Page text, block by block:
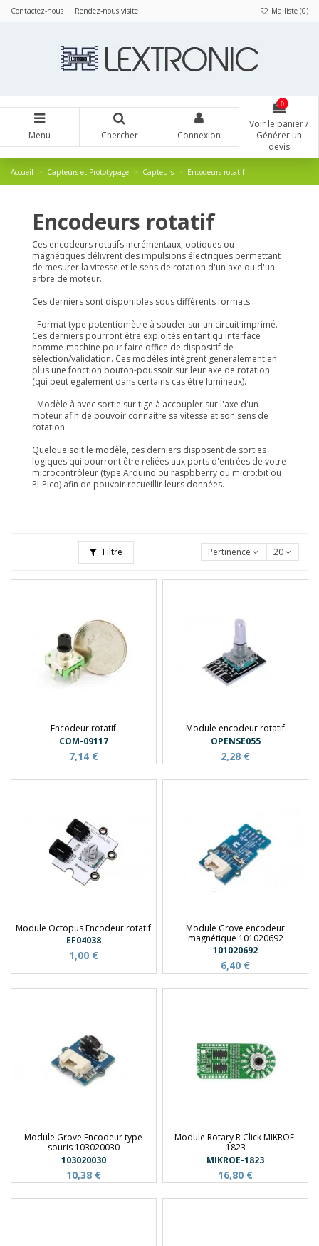
Contactez-nous Rendez-nous visite Ma liste (0)
Menu Chercher Connexion
0
Voir le panier /
Générer un
devis
Accueil Capteurs et Prototypage Capteurs Encodeurs rotatif
Encodeurs rotatif
Ces encodeurs rotatifs incrémentaux, optiques ou
magnétiques délivrent des impulsions électriques permettant
de mesurer la vitesse et le sens de rotation d'un axe ou d'un
arbre de moteur.
Ces derniers sont disponibles sous différents formats.
- Format type potentiomètre à souder sur un circuit imprimé.
Ces derniers pourront être exploités en tant qu'interface
homme-machine pour faire office de dispositif de
sélection/validation. Ces modèles intègrent généralement en
plus une fonction bouton-poussoir sur leur axe de rotation
(qui peut également dans certains cas être lumineux).
- Modèle à avec sortie sur tige à accoupler sur l'axe d'un
moteur afin de pouvoir connaitre sa vitesse et son sens de
rotation.
Quelque soit le modèle, ces derniers disposent de sorties
logiques qui pourront être reliées aux ports d'entrées de votre
microcontrôleur (type Arduino ou raspbberry ou micro:bit ou
Pi-Pico) afin de pouvoir recueillir leurs données.
Filtre Pertinence 20
Encodeur rotatif
COM-09117
7,14 €
Module encodeur rotatif
OPENSE055
2,28 €
Module Octopus Encodeur rotatif
EF04038
1,00 €
Module Grove encodeur
magnétique 101020692
101020692
6,40 €
Module Grove Encodeur type
souris 103020030
103020030
10,38 €
Module Rotary R Click MIKROE-
1823
MIKROE-1823
16,80 €
Panneau de gestion des cookies